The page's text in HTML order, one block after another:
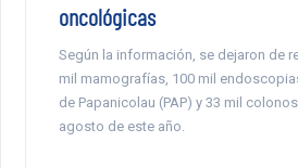
oncológicas
Según la información, se dejaron de
mil mamografías, 100 mil
de Papanicolau (PAP) y 33 mil
agosto de este año.